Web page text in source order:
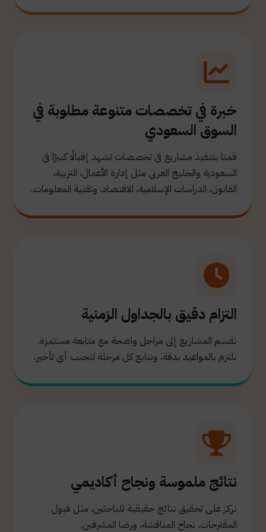
خبرة في تخصصات متنوعة مطلوبة في
السوق السعودي
قمنا بتنفيذ مشاريع في تخصصات تشهد إقبالًا كبيرًا في
السعودية والخليج العربي مثل إدارة الأعمال، التربية،
القانون، الدراسات الإسلامية، الاقتصاد، وتقنية المعلومات.
التزام دقيق بالجداول الزمنية
نقسم المشاريع إلى مراحل واضحة مع متابعة مستمرة.
نلتزم بالمواعيد بدقة، ونتابع كل مرحلة لتجنب أي تأخير.
نتائج ملموسة ونجاح أكاديمي
نركز على تحقيق نتائج حقيقية للباحثين، مثل قبول
المقترحات، نجاح المناقشة، ورضا المشرفين.